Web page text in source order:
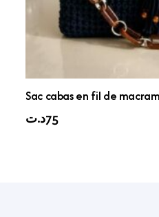
Sac cabas en fil de
75د.ت